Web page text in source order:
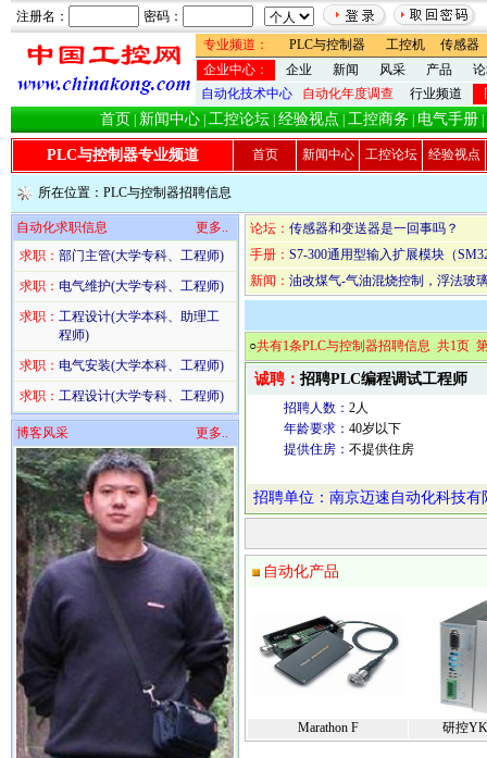
注册名：
密码：
专业频道：
PLC与控制器 工控机
传感器
企业中心：
企业 新闻 风采 产品
自动化技术中心
自动化年度调查 行业频道
首页 新闻中心 工控论坛 经验视点 工控商务 电气手册
PLC与控制器专业频道 首页 新闻中心 工控论坛 经验视点
所在位置： PLC与控制器招聘信息
自动化求职信息
更多..
求职： 部门主管(大学专科、工程师)
求职： 电气维护(大学专科、工程师)
求职： 工程设计(大学本科、助理工
程师)
求职： 电气安装(大学本科、工程师)
求职： 工程设计(大学专科、工程师)
博客风采 更多..
论坛： 传感器和变送器是一回事吗？
手册： S7-300通用型输入扩展模块（
新闻： 油改煤气-气油混烧控制，浮法玻
○共有1条PLC与控制器招聘信息 共1页
诚聘： 招聘PLC编程调试工程师
招聘人数： 2人
年龄要求： 40岁以下
提供住房： 不提供住房
招聘单位：南京迈速自动化科技有
自动化产品
Marathon F 研控